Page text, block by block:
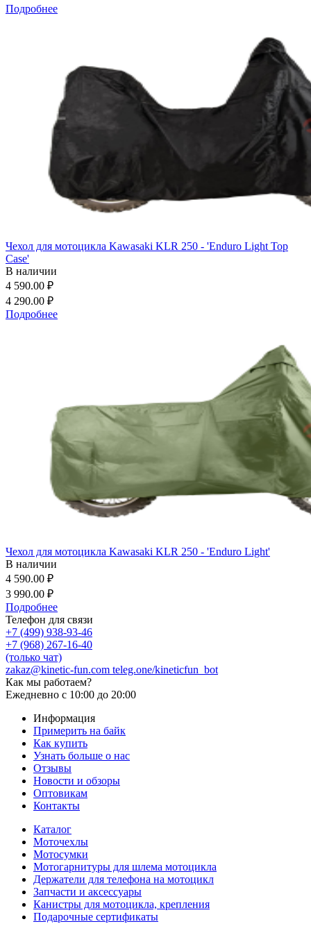
Подробнее
Чехол для мотоцикла Kawasaki KLR 250 - 'Enduro Light Top
Case'
В наличии
4 590.00 ₽
4 290.00 ₽
Подробнее
Чехол для мотоцикла Kawasaki KLR 250 - 'Enduro Light'
В наличии
4 590.00 ₽
3 990.00 ₽
Подробнее
Телефон для связи
+7 (499) 938-93-46
+7 (968) 267-16-40
(только чат)
zakaz@kinetic-fun.com teleg.one/kineticfun_bot
Как мы работаем?
Ежедневно с 10:00 до 20:00
Информация
Примерить на байк
Как купить
Узнать больше о нас
Отзывы
Новости и обзоры
Оптовикам
Контакты
Каталог
Моточехлы
Мотосумки
Мотогарнитуры для шлема мотоцикла
Держатели для телефона на мотоцикл
Запчасти и аксессуары
Канистры для мотоцикла, крепления
Подарочные сертификаты